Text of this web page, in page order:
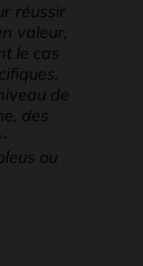
réussir
valeur,
le cas
de
des
ou